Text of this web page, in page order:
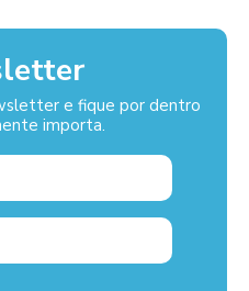
e fique por dentro
importa.